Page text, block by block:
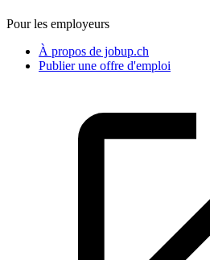
Pour les employeurs
À propos de jobup.ch
Publier une offre d'emploi